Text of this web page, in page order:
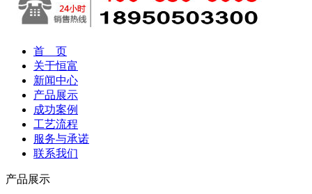
首 页
关于恒富
新闻中心
产品展示
成功案例
工艺流程
服务与承诺
联系我们
产品展示